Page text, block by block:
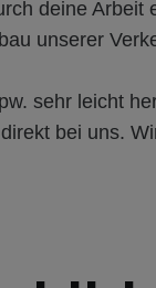
deine Arbeit
unserer
sehr leicht
bei uns.